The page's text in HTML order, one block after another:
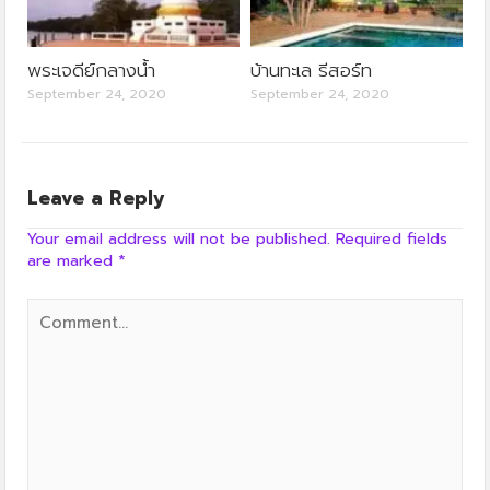
พระเจดีย์กลางน้ำ
September 24, 2020
บ้านทะเล รีสอร์ท
September 24, 2020
Leave a Reply
Your email address will not be published. Required fields
are marked *